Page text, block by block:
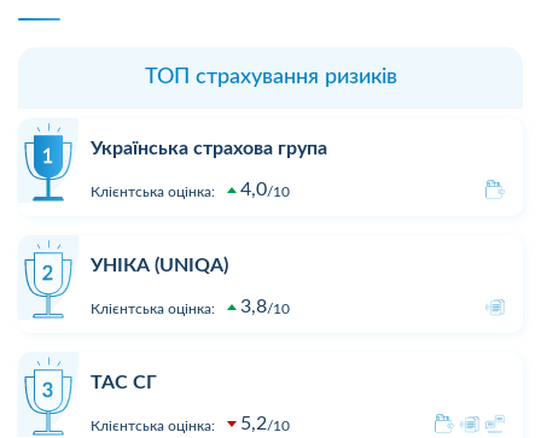
ТОП страхування ризиків
Українська страхова група
Клієнтська оцінка: 4,0 10
УНІКА (UNIQA)
Клієнтська оцінка: 3,8 10
ТАС СГ
Клієнтська оцінка: 5,2 10